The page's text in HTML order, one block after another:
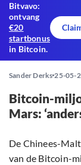
Bitvavo:
ontvang
€20
startbonus
in Bitcoin.
Sander Derks 25-05-
Bitcoin-
Mars:
De Chinees-
van de Bitcoin-